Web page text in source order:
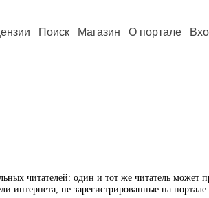
Поиск Магазин О портале
читателей: один и тот же читатель может
интернета, не зарегистрированные на